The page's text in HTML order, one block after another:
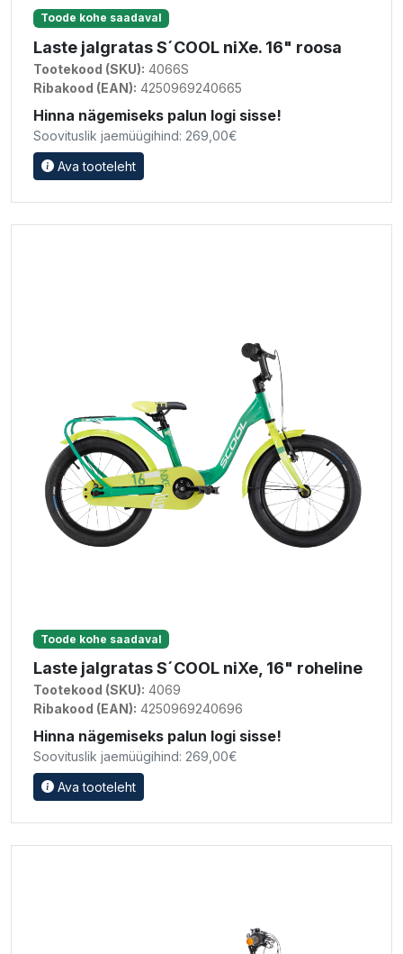
Toode kohe saadaval
Laste jalgratas S´COOL niXe. 16" roosa
Tootekood (SKU): 4066S
Ribakood (EAN): 4250969240665
Hinna nägemiseks palun logi sisse!
Soovituslik jaemüügihind: 269,00€
Ava tooteleht
Toode kohe saadaval
Laste jalgratas S´COOL niXe, 16" roheline
Tootekood (SKU): 4069
Ribakood (EAN): 4250969240696
Hinna nägemiseks palun logi sisse!
Soovituslik jaemüügihind: 269,00€
Ava tooteleht